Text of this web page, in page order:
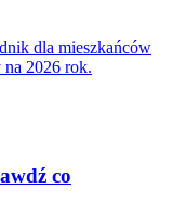
dla mieszkańców
2026 rok.
co